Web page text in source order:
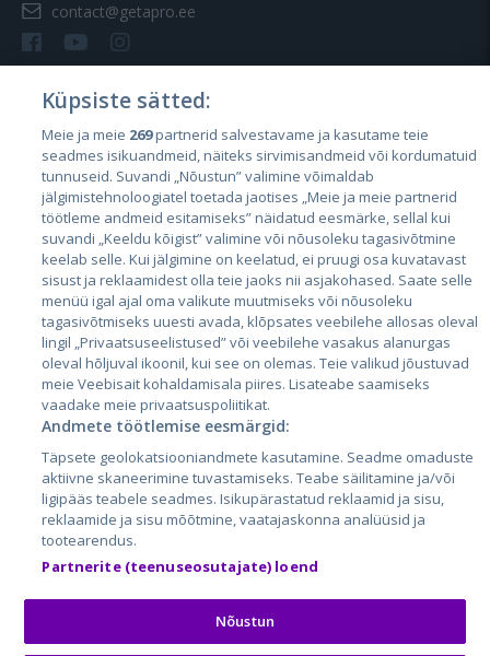
contact@getapro.ee
Страны
Эстония
Латвия
Литва
City24.lv
City24.ee
GetaPro.lv
GetaPro.ee
Autoplius.lt
Aruodas.lt
CVbankas.lt
Kainos.lt
Paslaugos.lt
auto24.ee
Osta.ee
KuldneBörs.ee
Küpsiste sätted:
Meie ja meie 269partnerid salvestavame ja kasutame teie
seadmes isikuandmeid, näiteks sirvimisandmeid või kordumatuid
tunnuseid. Suvandi „Nõustun” valimine võimaldab
jälgimistehnoloogiatel toetada jaotises „Meie ja meie partnerid
töötleme andmeid esitamiseks” näidatud eesmärke, sellal kui
suvandi „Keeldu kõigist” valimine või nõusoleku tagasivõtmine
keelab selle. Kui jälgimine on keelatud, ei pruugi osa kuvatavast
sisust ja reklaamidest olla teie jaoks nii asjakohased. Saate selle
menüü igal ajal oma valikute muutmiseks või nõusoleku
tagasivõtmiseks uuesti avada, klõpsates veebilehe allosas oleval
lingil „Privaatsuseelistused” või veebilehe vasakus alanurgas
oleval hõljuval ikoonil, kui see on olemas. Teie valikud jõustuvad
meie Veebisait kohaldamisala piires. Lisateabe saamiseks
vaadake meie privaatsuspoliitikat.
Andmete töötlemise eesmärgid:
Täpsete geolokatsiooniandmete kasutamine. Seadme omaduste
aktiivne skaneerimine tuvastamiseks. Teabe säilitamine ja/või
ligipääs teabele seadmes. Isikupärastatud reklaamid ja sisu,
reklaamide ja sisu mõõtmine, vaatajaskonna analüüsid ja
tootearendus.
Partnerite (teenuseosutajate) loend
Nõustun